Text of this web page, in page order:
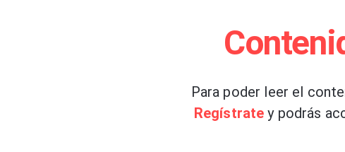
La mayoría de los protagonistas
entorno más cercano a los
deliberado aunque no
tenemos es muy alto, es bueno y
Para poder leer el
Regístrate y podrás